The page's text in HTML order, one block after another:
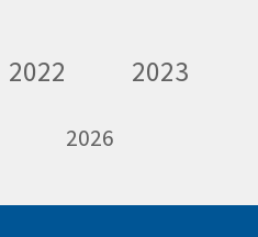
2022 2023
2026